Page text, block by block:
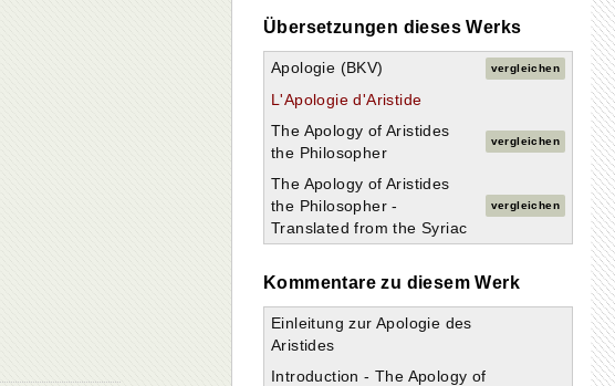
Übersetzungen dieses Werks
Apologie (BKV) vergleichen
L'Apologie d'Aristide
The Apology of Aristides
the Philosopher
vergleichen
The Apology of Aristides
the Philosopher -
Translated from the Syriac
vergleichen
Kommentare zu diesem Werk
Einleitung zur Apologie des
Aristides
Introduction - The Apology of